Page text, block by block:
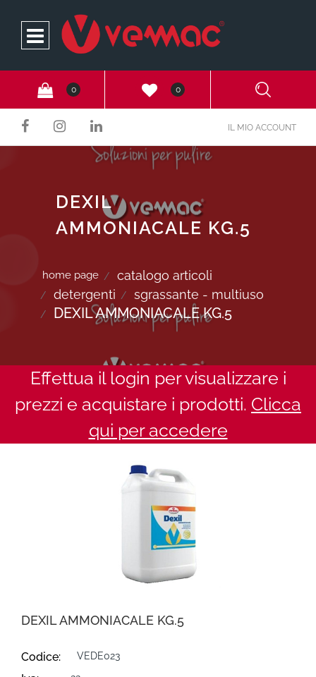
Open
0 0
IL MIO ACCOUNT
DEXIL
AMMONIACALE KG.5
home page
catalogo articoli
detergenti
sgrassante - multiuso
DEXIL AMMONIACALE KG.5
Effettua il login per visualizzare i
prezzi e acquistare i prodotti. Clicca
qui per accedere
DEXIL AMMONIACALE KG.5
Codice: VEDE023